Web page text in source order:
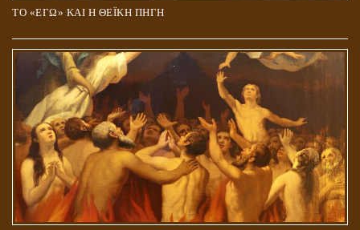
ΤΟ «ΕΓΩ» ΚΑΙ Η ΘΕΪΚΗ ΠΗΓΗ